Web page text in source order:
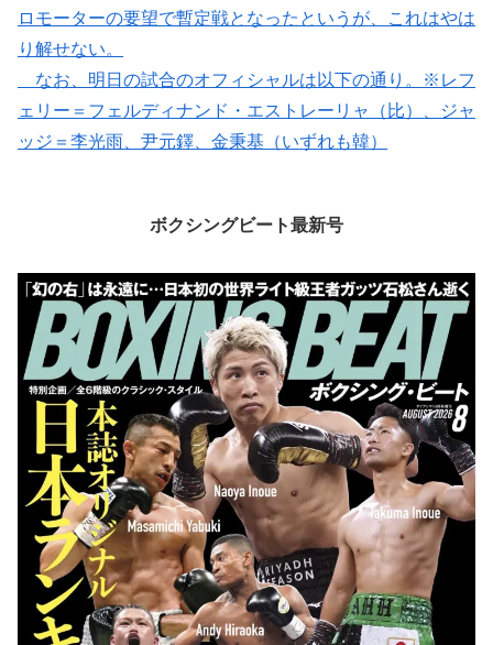
ロモーターの要望で暫定戦となったというが、これはやは
り解せない。
なお、明日の試合のオフィシャルは以下の通り。※レフ
ェリー＝フェルディナンド・エストレーリャ（比）、ジャ
ッジ＝李光雨、尹元鐸、金秉基（いずれも韓）
ボクシングビート最新号